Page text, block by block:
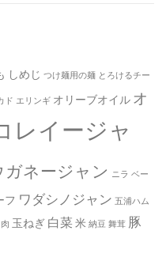
しめじ つけ麺用の麺 とろけるチー
ド エリンギ オリーブオイル オ
レイージャ
ガネージャン ニラ ベー
フ ワダシノジャン 五浦ハム
玉ねぎ 白菜 米 納豆 舞茸 豚